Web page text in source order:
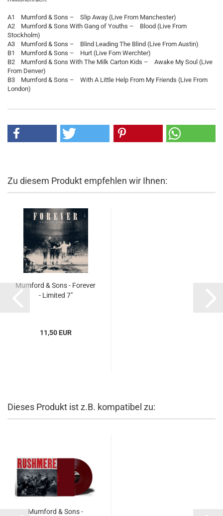
A1 Mumford & Sons – Slip Away (Live From Manchester)
A2 Mumford & Sons With Gang of Youths – Blood (Live From
Stockholm)
A3 Mumford & Sons – Blind Leading The Blind (Live From Austin)
B1 Mumford & Sons – Hurt (Live Fom Werchter)
B2 Mumford & Sons With The Milk Carton Kids – Awake My Soul (Live
From Denver)
B3 Mumford & Sons – With A Little Help From My Friends (Live From
London)
Zu diesem Produkt empfehlen wir Ihnen:
Mumford & Sons - Forever
- Limited 7"
11,50 EUR
Dieses Produkt ist z.B. kompatibel zu:
Mumford & Sons -